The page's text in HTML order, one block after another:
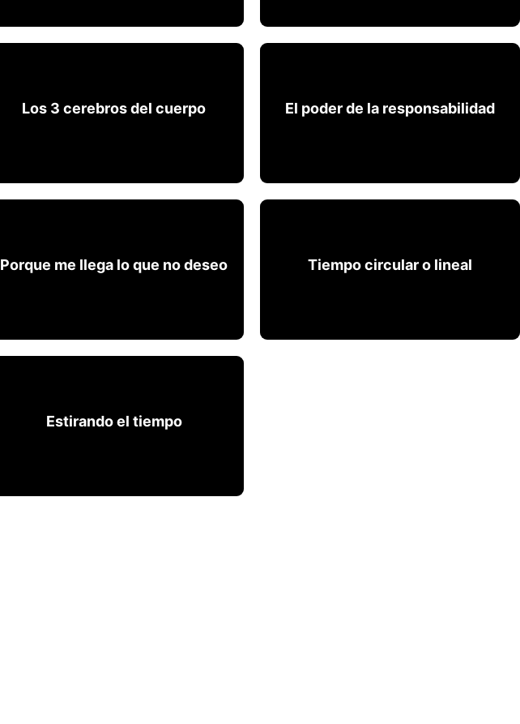
Los 3 cerebros del cuerpo
Los 3 cerebros del cuerpo
El poder de la responsabilidad
El poder de la responsabilidad
Porque me llega lo que no deseo
Porque me llega lo que no deseo
Tiempo circular o lineal
Tiempo circular o lineal
Estirando el tiempo
Estirando el tiempo